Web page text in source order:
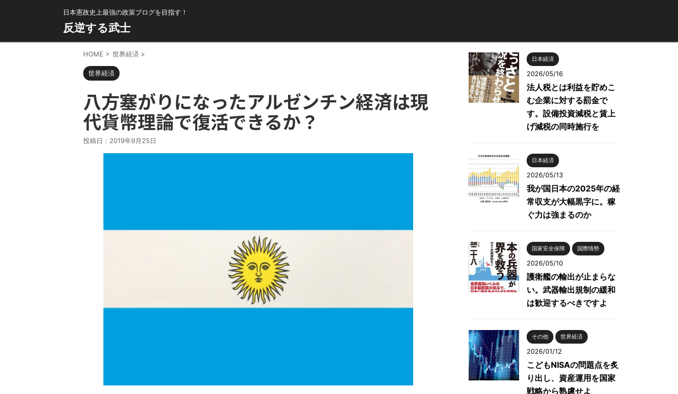
日本憲政史上最強の政策ブログを目指す！
反逆する武士
HOME > 世界経済 >
世界経済
八方塞がりになったアルゼンチン経済は現
代貨幣理論で復活できるか？
投稿日： 2019年9月25日
日本経済
2026/05/16
法人税とは利益を貯めこ
む企業に対する罰金で
す。設備投資減税と賃上
げ減税の同時施行を
日本経済
2026/05/13
我が国日本の2025年の経
常収支が大幅黒字に。稼
ぐ力は強まるのか
国家安全保障 国際情勢
2026/05/10
護衛艦の輸出が止まらな
い。武器輸出規制の緩和
は歓迎するべきですよ
その他 世界経済
2026/01/12
こどもNISAの問題点を炙
り出し、資産運用を国家
戦略から熟慮せよ